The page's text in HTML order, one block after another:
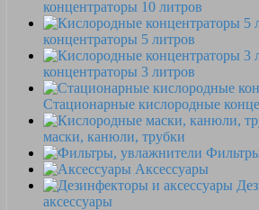
концентраторы 10 литров
концентраторы 5 литров
концентраторы 3 литров
Стационарные кислородные
маски, канюли, трубки
Аксессуары
аксессуары